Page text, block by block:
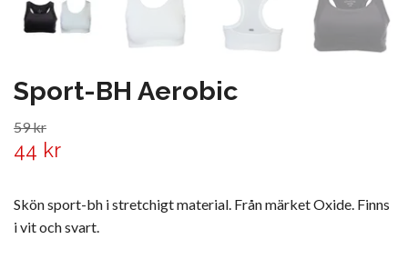
Sport-BH Aerobic
59 kr
44 kr
Skön sport-bh i stretchigt material. Från märket Oxide. Finns
i vit och svart.